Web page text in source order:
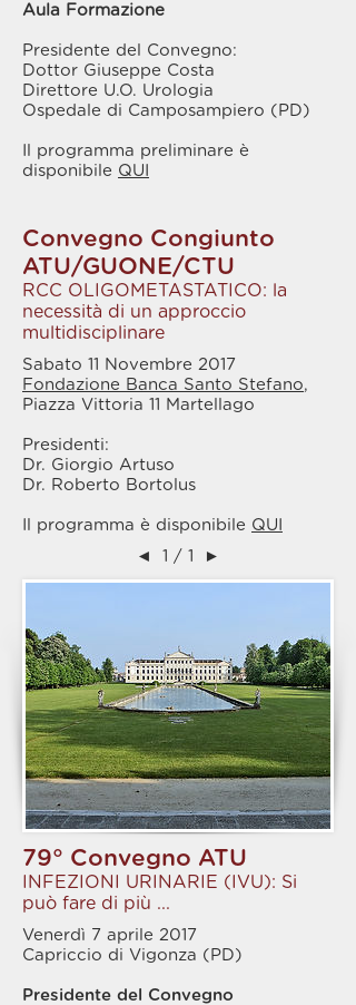
Aula Formazione
Presidente del Convegno:
Dottor Giuseppe Costa
Direttore U.O. Urologia
Ospedale di Camposampiero (PD)
Il programma preliminare è
disponibile QUI
Convegno Congiunto
ATU/GUONE/CTU
RCC OLIGOMETASTATICO: la
necessità di un approccio
multidisciplinare
Sabato 11 Novembre 2017
Fondazione Banca Santo Stefano,
Piazza Vittoria 11 Martellago
Presidenti:
Dr. Giorgio Artuso
Dr. Roberto Bortolus
Il programma è disponibile QUI
◄
1 / 1 ►
79° Convegno ATU
INFEZIONI URINARIE (IVU): Si
può fare di più ...
Venerdì 7 aprile 2017
Capriccio di Vigonza (PD)
Presidente del Convegno